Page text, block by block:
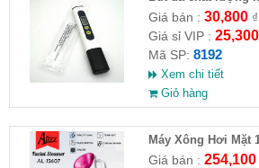
HĐ )
Giá bán : 30,800₫
Giá sỉ VIP : 25,300
Mã SP: 8192
Xem chi tiết
Giỏ hàng
Máy Xông Hơi Mặt
13607( HĐ )
Giá bán : 254,100